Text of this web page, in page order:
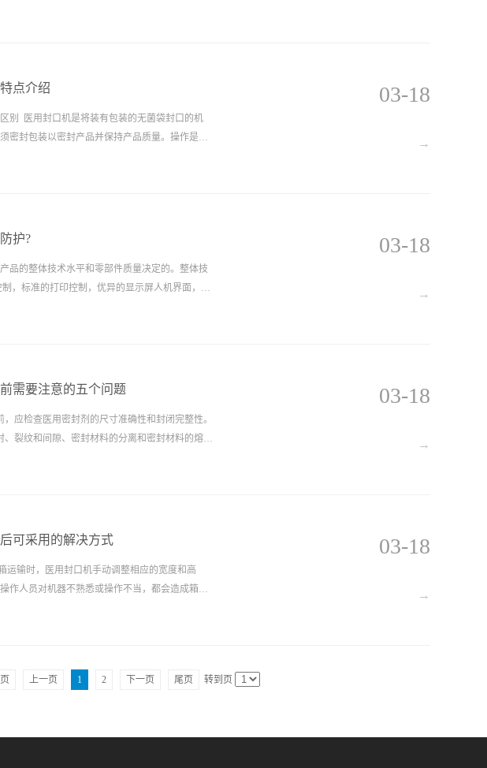
点介绍
封口的机
密封包装以密封产品并保持产品质量。操作是密
03-18
→
护?
品的整体技术水平和零部件质量决定的。整体技
，标准的打印控制，优异的显示屏人机界面，准
03-18
→
需要注意的五个问题
应检查医用密封剂的尺寸准确性和封闭完整性。
、裂纹和间隙、密封材料的分离和密封材料的熔
03-18
→
可采用的解决方式
作人员对机器不熟悉或操作不当，都会造成箱体
03-18
→
上一页 1 2 下一页 尾页 转到页